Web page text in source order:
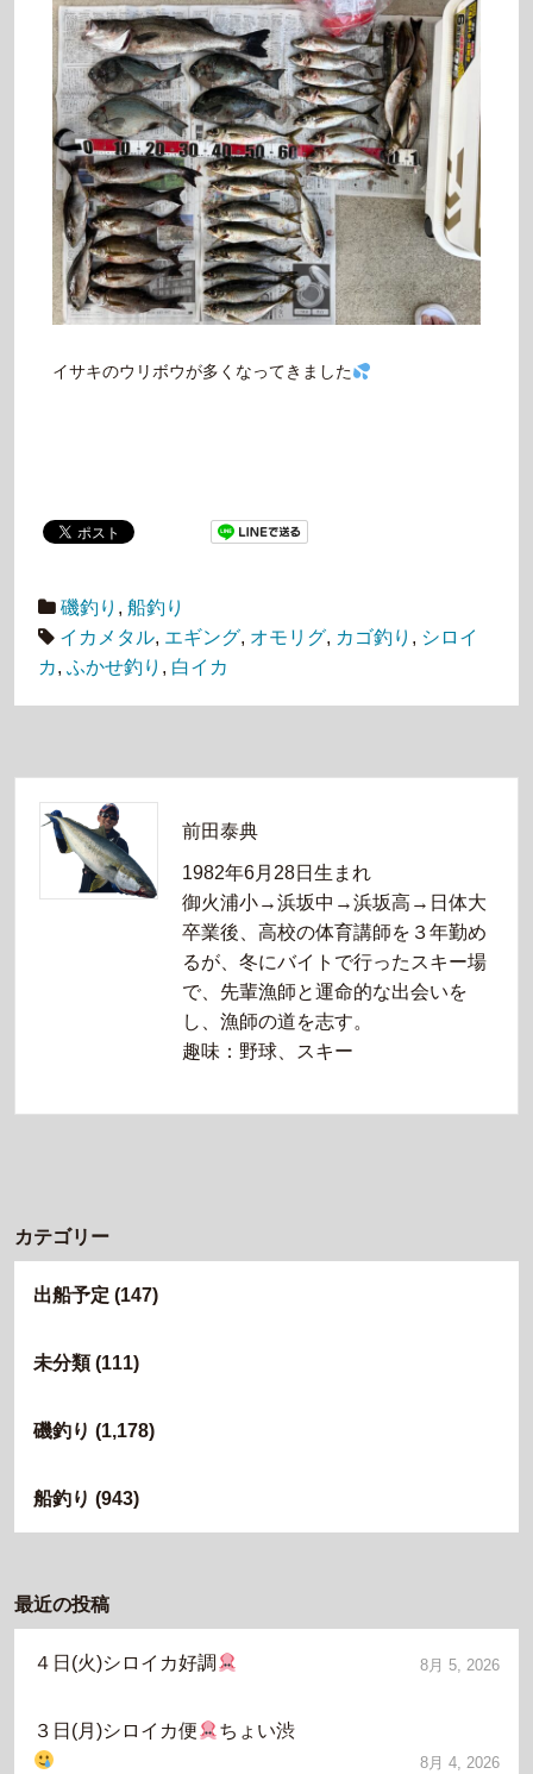
イサキのウリボウが多くなってきました
磯釣り , 船釣り
イカメタル, エギング, オモリグ, カゴ釣り , シロイ
カ, ふかせ釣り , 白イカ
前田泰典
1982年6月28日生まれ
御火浦小→浜坂中→浜坂高→日体大
卒業後、高校の体育講師を３年勤め
るが、冬にバイトで行ったスキー場
で、先輩漁師と運命的な出会いを
し、漁師の道を志す。
趣味：野球、スキー
カテゴリー
出船予定 (147)
未分類(111)
磯釣り (1,178)
船釣り (943)
最近の投稿
４日(火)シロイカ好調 8月 5, 2026
３日(月)シロイカ便 ちょい渋
8月 4, 2026